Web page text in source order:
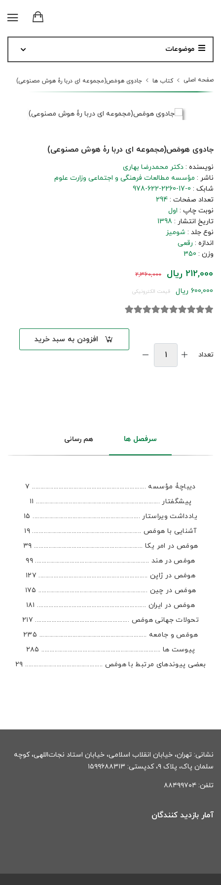
موضوعات
صفحه اصلی کتاب ها جادوی هومَص(مجموعه ای دربا رۀ هوش مصنوعی)
جادوی هومَص(مجموعه ای دربا رۀ هوش مصنوعی)
نویسنده : دکتر محمدرضا بهاری
ناشر : مؤسسه مطالعات فرهنگی و اجتماعی وزارت علوم
شابک : 978-622-2260-17-0
تعداد صفحات : 294
نوبت چاپ : اول
تاریخ انتشار : 1398
نوع جلد : شومیز
اندازه : رقعی
وزن : 350
212,000 ریال 2,360,000
600,000 ریال قیمت الکترونیکی
تعداد
افزودن به سبد خرید
سرفصل ها هم رسانی
دیباچۀ مؤسسه ..................................................................... ۷
پیشگفتار ........................................................................... ۱۱
یادداشت ویراستار ................................................................. ۱۵
آشنایی با هومَص .................................................................. ۱۹
هومَص در امر یکا .................................................................. ۳۹
هومَص در هند ..................................................................... ۹۹
هومَص در ژاپن .................................................................. ۱۲۷
هومَص در چین .................................................................. ۱۷۵
هومَص در ایران .................................................................. ۱۸۱
تحولات جهانی هومَص ......................................................... ۲۱۷
هومَص و جامعه ................................................................. ۲۳۵
پیوست ها ........................................................................ ۲۸۵
بعضی پیوندهای مرتبط با هومَص ............................................... ۲۹
نشانی: تهران، خیابان انقلاب اسلامی، خیابان استاد نجات‌اللهی، کوچه
سلمان پاک، پلاک ۹، کدپستی: ۱۵۹۹۶۸۸۳۱۳
تلفن: ۸۸۴۹۹۷۰۴
آمار بازدید کنندگان